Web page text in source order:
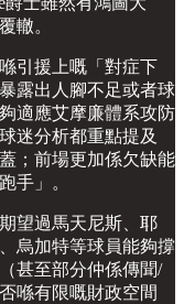
轍。
引援上嘅「對症下
露出人腳不足或者球
適應艾摩廉體系攻防
迷分析都重點提及
；前場更加係欠缺能
手」。
望過馬天尼斯、耶
烏加特等球員能夠撐
甚至部分仲係傳聞/
喺有限嘅財政空間